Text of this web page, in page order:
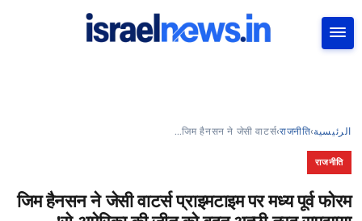
الرئيسية›
राजनीति
›
जिम हैनसन ने जेसी वाटर्स…
राजनीति
जिम हैनसन ने जेसी वाटर्स प्राइमटाइम पर मध्य पूर्व फोरम